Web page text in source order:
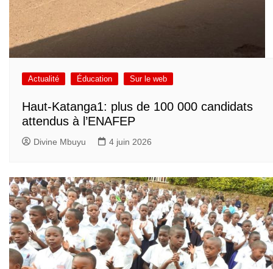
Actualité Éducation Sur le web
Haut-Katanga1: plus de 100 000 candidats
attendus à l’ENAFEP
Divine Mbuyu 4 juin 2026